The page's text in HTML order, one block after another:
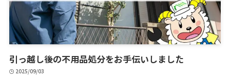
引っ越し後の不用品処分をお手伝いしました
2025/09/03